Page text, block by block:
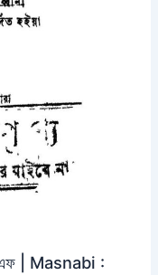
| Masnabi :